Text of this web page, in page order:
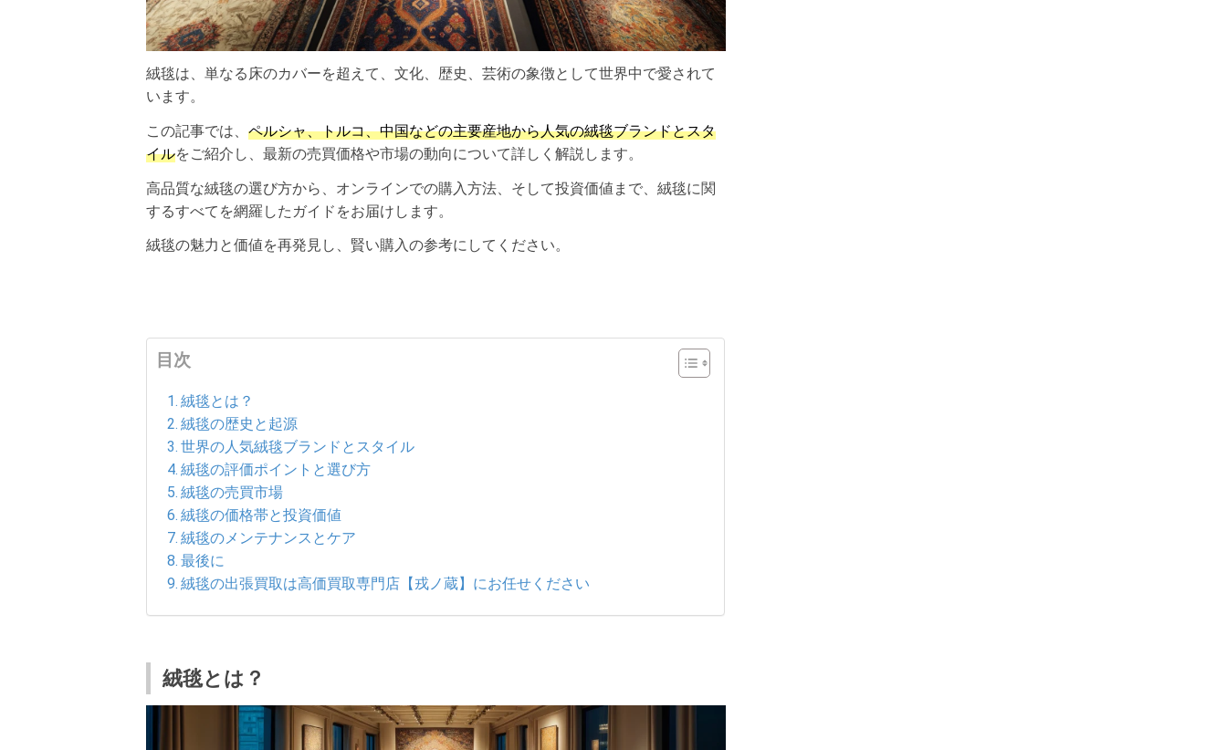
絨毯は、単なる床のカバーを超えて、文化、歴史、芸術の象徴として世界中で愛されて
います。
この記事では、 ペルシャ、トルコ、中国などの主要産地から人気の絨毯ブランドとスタ
イルをご紹介し、最新の売買価格や市場の動向について詳しく解説します。
高品質な絨毯の選び方から、オンラインでの購入方法、そして投資価値まで、絨毯に関
するすべてを網羅したガイドをお届けします。
絨毯の魅力と価値を再発見し、賢い購入の参考にしてください。
目次
絨毯とは？
絨毯の歴史と起源
世界の人気絨毯ブランドとスタイル
絨毯の評価ポイントと選び方
絨毯の売買市場
絨毯の価格帯と投資価値
絨毯のメンテナンスとケア
最後に
絨毯の出張買取は高価買取専門店【戎ノ蔵】にお任せください
絨毯とは？